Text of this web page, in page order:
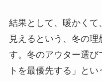
結果として、暖かくて
見えるという、冬の
す。冬のアウター選び
トを最優先する」と